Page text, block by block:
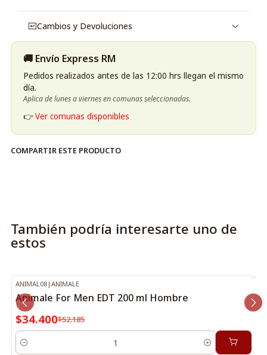
Cambios y Devoluciones
🚚 Envío Express RM
Pedidos realizados antes de las 12:00 hrs llegan el mismo
día.
Aplica de lunes a viernes en comunas seleccionadas.
👉Ver comunas disponibles
COMPARTIR ESTE PRODUCTO
También podría interesarte uno de
estos
-34%OFF
ANIMAL08 |ANIMALE
Animale For Men EDT 200 ml Hombre
$34.400$52.185
Cantidad